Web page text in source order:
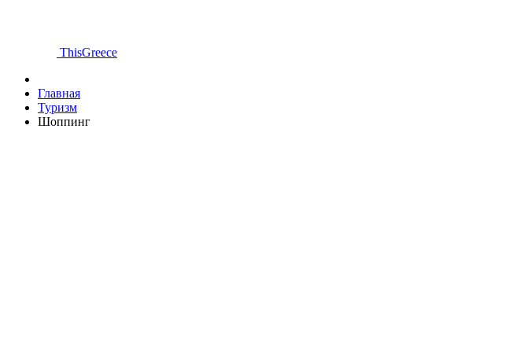
ThisGreece
Главная
Туризм
Шоппинг